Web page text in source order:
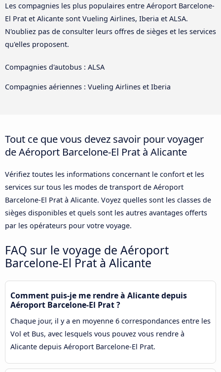
Les compagnies les plus populaires entre Aéroport Barcelone-
El Prat et Alicante sont Vueling Airlines, Iberia et ALSA.
N'oubliez pas de consulter leurs offres de sièges et les services
qu'elles proposent.
Compagnies d'autobus : ALSA
Compagnies aériennes : Vueling Airlines et Iberia
Tout ce que vous devez savoir pour voyager
de Aéroport Barcelone-El Prat à Alicante
Vérifiez toutes les informations concernant le confort et les
services sur tous les modes de transport de Aéroport
Barcelone-El Prat à Alicante. Voyez quelles sont les classes de
sièges disponibles et quels sont les autres avantages offerts
par les opérateurs pour votre voyage.
FAQ sur le voyage de Aéroport
Barcelone-El Prat à Alicante
Comment puis-je me rendre à Alicante depuis
Aéroport Barcelone-El Prat ?
Chaque jour, il y a en moyenne 6 correspondances entre les
Vol et Bus, avec lesquels vous pouvez vous rendre à
Alicante depuis Aéroport Barcelone-El Prat.